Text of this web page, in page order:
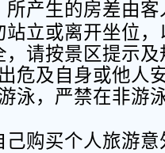
产生的房差由客
站立或离开坐位
，请按景区提示
危及自身或他人
泳，严禁在非游
己购买个人旅游